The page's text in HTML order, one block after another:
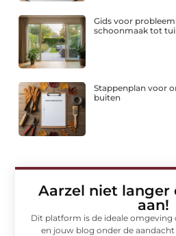
Gids voor
schoonmaak tot
Stappenplan voor
buiten
Aarzel niet langer
aan!
Dit platform is de ideale omgeving
en jouw blog onder de